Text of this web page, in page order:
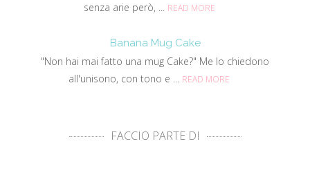
senza arie però, ... READ MORE
Banana Mug Cake
"Non hai mai fatto una mug Cake?" Me lo chiedono
all'unisono, con tono e ... READ MORE
FACCIO PARTE DI